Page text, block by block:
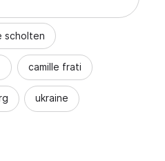
scholten
camille frati
ukraine